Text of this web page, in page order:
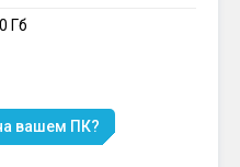
Гб
вашем ПК?